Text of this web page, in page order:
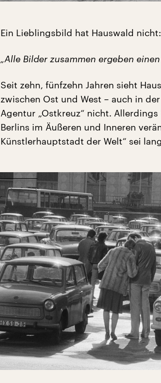
Ein Lieblingsbild hat Hauswald nicht:
„Alle Bilder zusammen ergeben
Seit zehn, fünfzehn Jahren sieht
zwischen Ost und West – auch in
Agentur „Ostkreuz“ nicht.
Berlins im Äußeren und Inneren
Künstlerhauptstadt der Welt“ sei